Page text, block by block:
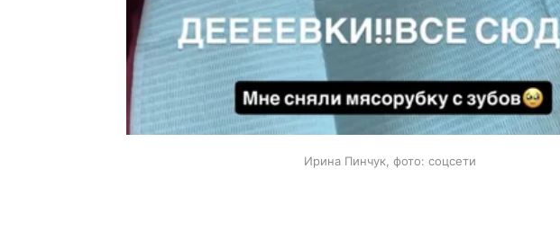
Ирина Пинчук, фото: соцсети